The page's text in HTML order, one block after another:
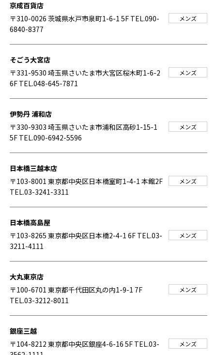
京成百貨店
〒310-0026 茨城県水戸市泉町1-6-1 5F TEL.090-
6840-8377
メンズ
そごう大宮店
〒331-9530 埼玉県さいたま市大宮区桜木町1-6-2
6F TEL.048-645-7871
メンズ
伊勢丹 浦和店
〒330-9303 埼玉県さいたま市浦和区高砂1-15-1
5F TEL.090-6942-5596
メンズ
日本橋三越本店
〒103-8001 東京都中央区日本橋室町1-4-1 本館2F
TEL.03-3241-3311
メンズ
日本橋高島屋
〒103-8265 東京都中央区日本橋2-4-1 6F TEL.03-
3211-4111
メンズ
大丸東京店
〒100-6701 東京都千代田区丸の内1-9-1 7F
TEL.03-3212-8011
メンズ
銀座三越
〒104-8212 東京都中央区銀座4-6-16 5F TEL.03-
メンズ